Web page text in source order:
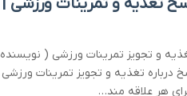
تغذیه و تجویز تمرینات ورزشی ( نویسنده
900 پرسش و پاسخ درباره تغذیه و تجویز تمرینات ورزشی
هر علاقه مند…